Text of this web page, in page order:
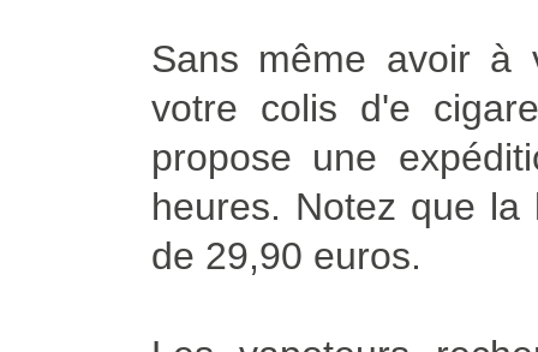
Sans même avoir à
votre colis d'e
propose une
heures. Notez que
de 29,90 euros.